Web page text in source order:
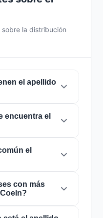
la distribución
el apellido
50
1
en el mundo
presente en
global.
encuentra el
en
como un
Su presencia en
históricos de
a lo largo de los
el
enAustria
el46%del total
con más